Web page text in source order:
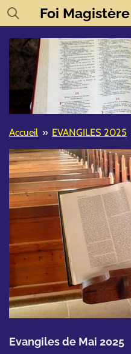
Passer
au
contenu
principal
Foi Magistère
Accueil » EVANGILES 2025
Evangiles de Mai 2025